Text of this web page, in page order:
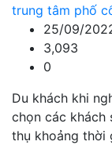
trung tâm phố
25/09/
3,093
0
Du khách khi
chọn các khách
thụ khoảng thời